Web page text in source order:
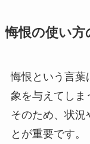
悔恨の使い方
悔恨という言葉
象を与えてしま
そのため、状況
とが重要です。